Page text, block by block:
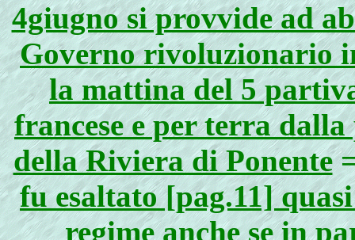
4giugno si provvide ad
Governo rivoluzionario
la mattina del 5
francese e per terra
della Riviera di Ponente
fu esaltato [pag.11]
regime anche se in